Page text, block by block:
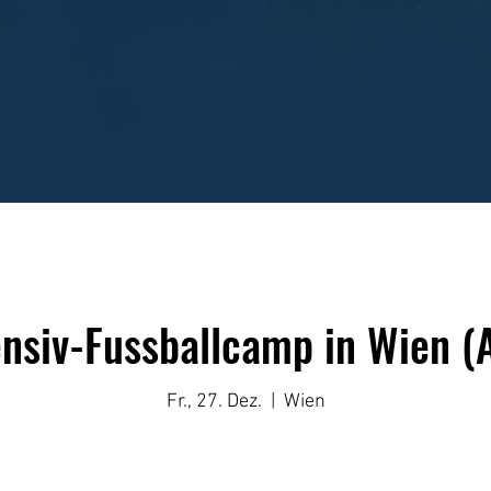
Fussballcamp in Wien
Fr., 27. Dez.
  |
Wien